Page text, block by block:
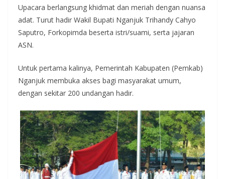
Upacara berlangsung khidmat dan meriah dengan nuansa
adat. Turut hadir Wakil Bupati Nganjuk Trihandy Cahyo
Saputro, Forkopimda beserta istri/suami, serta jajaran
ASN.
Untuk pertama kalinya, Pemerintah Kabupaten (Pemkab)
Nganjuk membuka akses bagi masyarakat umum,
dengan sekitar 200 undangan hadir.